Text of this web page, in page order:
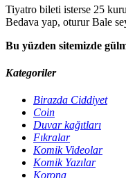
Tiyatro bileti isterse 25
Bedava yap, oturur Bale
Bu yüzden sitemizde
Kategoriler
Birazda Ciddiyet
Coin
Duvar kağıtları
Fıkralar
Komik Videolar
Komik Yazılar
Korona